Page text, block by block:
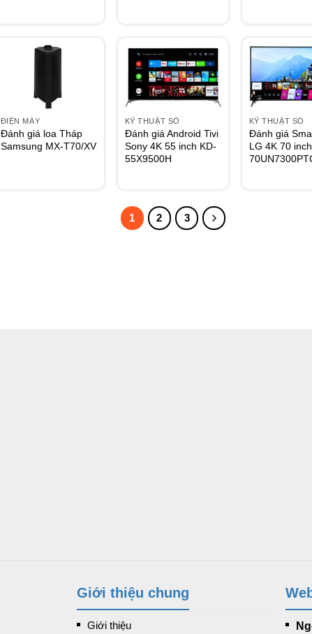
ĐIỆN MÁY
Đánh giá loa Tháp
Samsung MX-T70/XV
KỸ THUẬT SỐ
Đánh giá Android Tivi
Sony 4K 55 inch KD-
55X9500H
KỸ THUẬT SỐ
Đánh giá
LG 4K 70 inch
1 2 3
Giới thiệu chung
Giới thiệu